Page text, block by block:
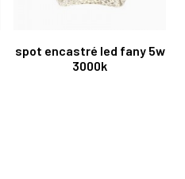
spot encastré led fany 5w
3000k